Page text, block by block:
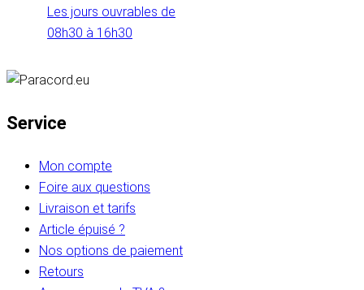
Les jours ouvrables de
08h30 à 16h30
Service
Mon compte
Foire aux questions
Livraison et tarifs
Article épuisé ?
Nos options de paiement
Retours